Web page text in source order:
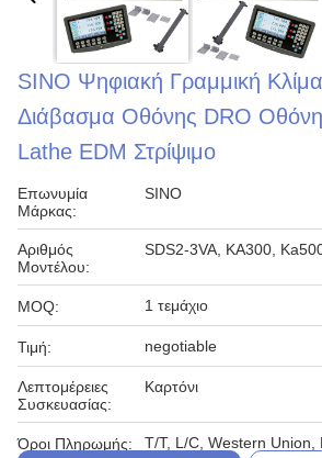
SINO Ψηφιακή Γραμμική
Διάβασμα Οθόνης DRO Οθόνη
Lathe EDM Στρίψιμο
Επωνυμία
Μάρκας:
SINO
Αριθμός
Μοντέλου:
SDS2-3VA, KA300,
MOQ: 1 τεμάχιο
Τιμή: negotiable
Λεπτομέρειες
Συσκευασίας:
Καρτόνι
Όροι Πληρωμής:
T/T, L/C, Western Union,